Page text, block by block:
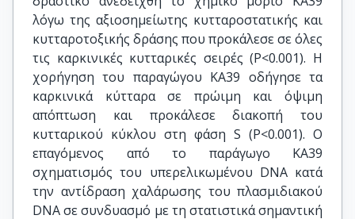
λόγω της αξιοσημείωτης κυτταροστατικής και
κυτταροτοξικής δράσης που προκάλεσε σε όλες
τις καρκινικές κυτταρικές σειρές (P<0.001). Η
χορήγηση του παραγώγου ΚΑ39 οδήγησε τα
καρκινικά κύτταρα σε πρώιμη και όψιμη
απόπτωση και προκάλεσε διακοπή του
κυτταρικού κύκλου στη φάση S (P<0.001). Ο
επαγόμενος από το παράγωγο ΚΑ39
σχηματισμός του υπερελικωμένου DNA κατά
την αντίδραση χαλάρωσης του πλασμιδιακού
DNA σε συνδυασμό με τη στατιστικά σημαντική